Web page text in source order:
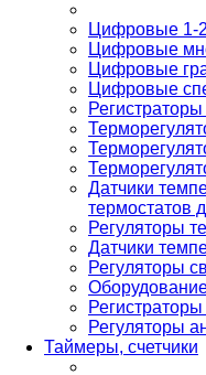
Цифровые 1-
Цифровые
Цифровые
Цифровые
Датчики
термостатов
Регуляторы
Датчики
Регуляторы
Регуляторы
Таймеры, счетчики